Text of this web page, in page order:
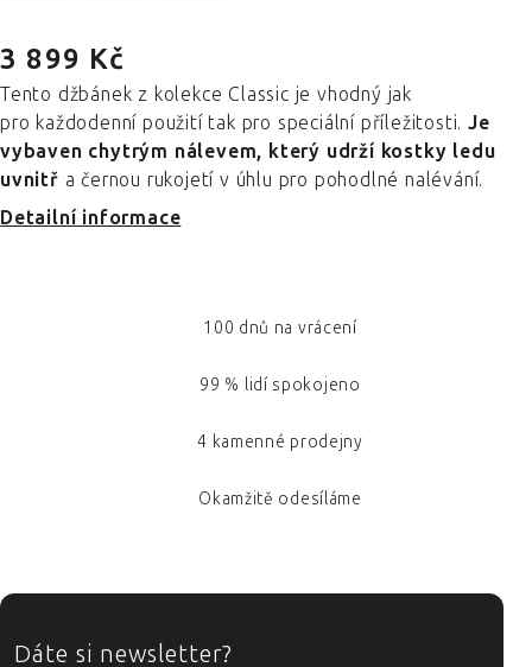
3 899 Kč
Tento džbánek z kolekce Classic je vhodný jak
pro každodenní použití tak pro speciální příležitosti. Je
vybaven chytrým nálevem, který udrží kostky ledu
uvnitř a černou rukojetí v úhlu pro pohodlné nalévání.
Detailní informace
100 dnů na vrácení
99 % lidí spokojeno
4 kamenné prodejny
Okamžitě odesíláme
ZÁPATÍ
Dáte si newsletter?